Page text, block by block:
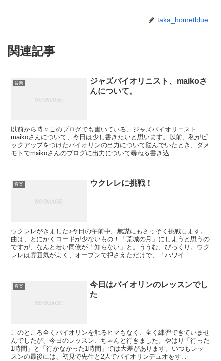
taka_hornetblue
関連記事
音楽
ジャズバイオリニスト、maikoさ
んについて。
以前から時々このブログでも書いている、ジャズバイオリニスト
maikoさんについて、今日は少し書きたいと思います。以前、私がピ
ックアップをつけたバイオリンの出力について悩んでいたとき、ダメ
モトでmaikoさんのブログに出力について尋ねる書き込...
音楽 ウクレレに挑戦！
ウクレレがきました♪今日の午前中、無謀にもさっそく挑戦します。
曲は、とにかくコードが少ないもの！「荒城の月」にしようと思うの
ですが、なんと若い同僚が「知らない」と。ううむ、びっくり。ウク
レレは雰囲気がよく、オープンで押さえただけで、「ハワイ...
音楽
今日はバイオリンのレッスンでし
た
このところ全くバイオリンを触るヒマもなく、全く練習できていませ
んでしたが、今日のレッスン、ちゃんと行きました。やはり「行った
1時間」と「行かなかった1時間」では大差があります。いつもレッ
スンの最後には、初見で先生と2人でバイオリンデュオをす...